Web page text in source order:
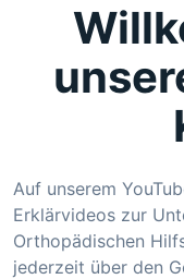
Auf unserem
Erklärvideos zur
Orthopädischen
jederzeit über den